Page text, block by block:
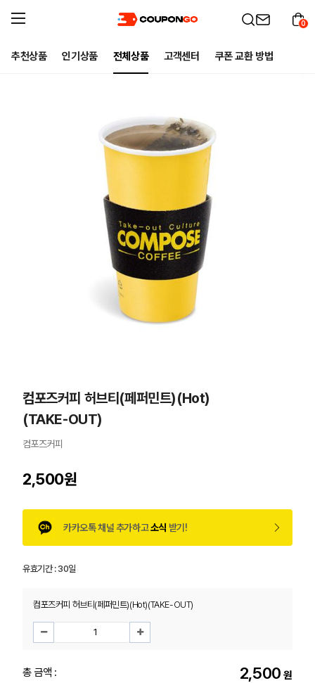
추천상품 인기상품 전체상품 고객센터 쿠폰 교환 방법
0
컴포즈커피 허브티(페퍼민트)(Hot)
(TAKE-OUT)
컴포즈커피
2,500원
카카오톡 채널 추가하고소식 받기!
유효기간 :30일
컴포즈커피 허브티(페퍼민트)(Hot)(TAKE-OUT)
총 금액 : 2,500 원